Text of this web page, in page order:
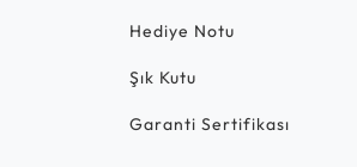
Hediye Notu
Şık Kutu
Garanti Sertifikası